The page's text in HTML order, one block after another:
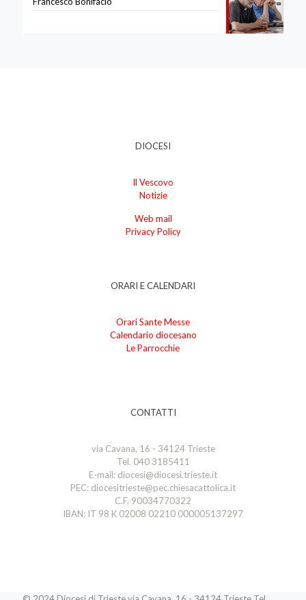
DIOCESI
Il Vescovo
Notizie
Web mail
Privacy Policy
ORARI E CALENDARI
Orari Sante Messe
Calendario diocesano
Le Parrocchie
CONTATTI
via Cavana, 16 - 34124 Trieste
Tel. 040 3185411
E-mail: diocesi@diocesi.trieste.it
PEC: diocesitrieste@pec.chiesacattolica.it
C.F. 90034770322
IBAN: IT 98 K 02008 02210 000005137297